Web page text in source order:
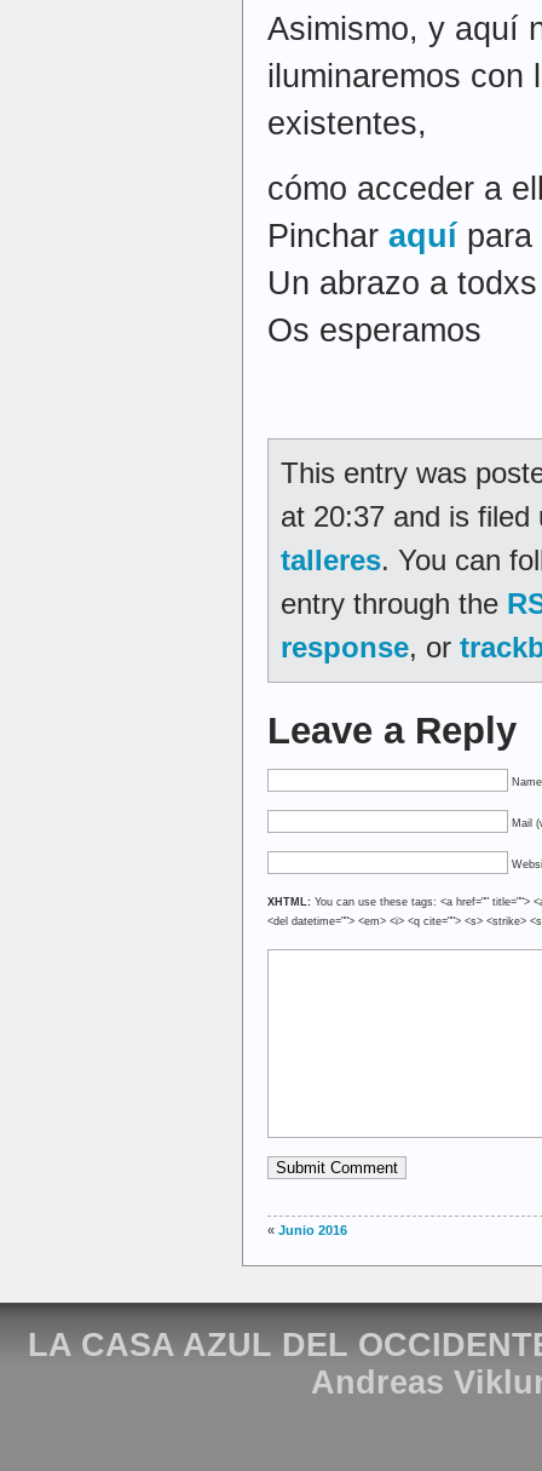
Asimismo, y aquí
iluminaremos con
existentes,
cómo acceder a
Pinchar aquí para
Un abrazo a todxs
Os esperamos
This entry was
at 20:37 and is
talleres. You can
entry through the
response, or
Leave a Reply
Mail
XHTML: You can use these tags: <a href="" title="">
<del datetime=""> <em> <i> <q cite=""> <s> <strike>
« Junio 2016
LA CASA AZUL DEL
Andreas